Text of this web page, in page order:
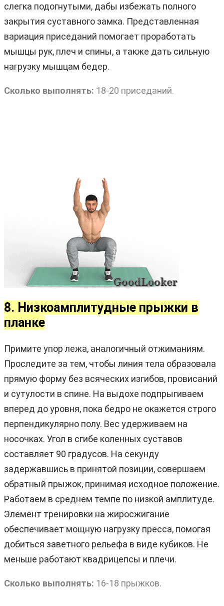
слегка подогнутыми, дабы избежать полного
закрытия суставного замка. Представленная
вариация приседаний помогает проработать
мышцы рук, плеч и спины, а также дать сильную
нагрузку мышцам бедер.
Сколько выполнять: 18-20 приседаний.
8. Низкоамплитудные прыжки в
планке
Примите упор лежа, аналогичный отжиманиям.
Проследите за тем, чтобы линия тела образовала
прямую форму без всяческих изгибов, провисаний
и сутулости в спине. На выдохе подпрыгиваем
вперед до уровня, пока бедро не окажется строго
перпендикулярно полу. Вес удерживаем на
носочках. Угол в сгибе коленных суставов
составляет 90 градусов. На секунду
задержавшись в принятой позиции, совершаем
обратный прыжок, принимая исходное положение.
Работаем в среднем темпе по низкой амплитуде.
Элемент тренировки на жиросжигание
обеспечивает мощную нагрузку пресса, помогая
добиться заветного рельефа в виде кубиков. Не
меньше работают квадрицепсы и плечи.
Сколько выполнять: 16-18 прыжков.